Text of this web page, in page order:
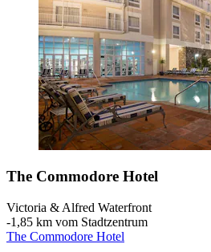
The Commodore Hotel
Victoria & Alfred Waterfront
‐1,85 km vom Stadtzentrum
The Commodore Hotel